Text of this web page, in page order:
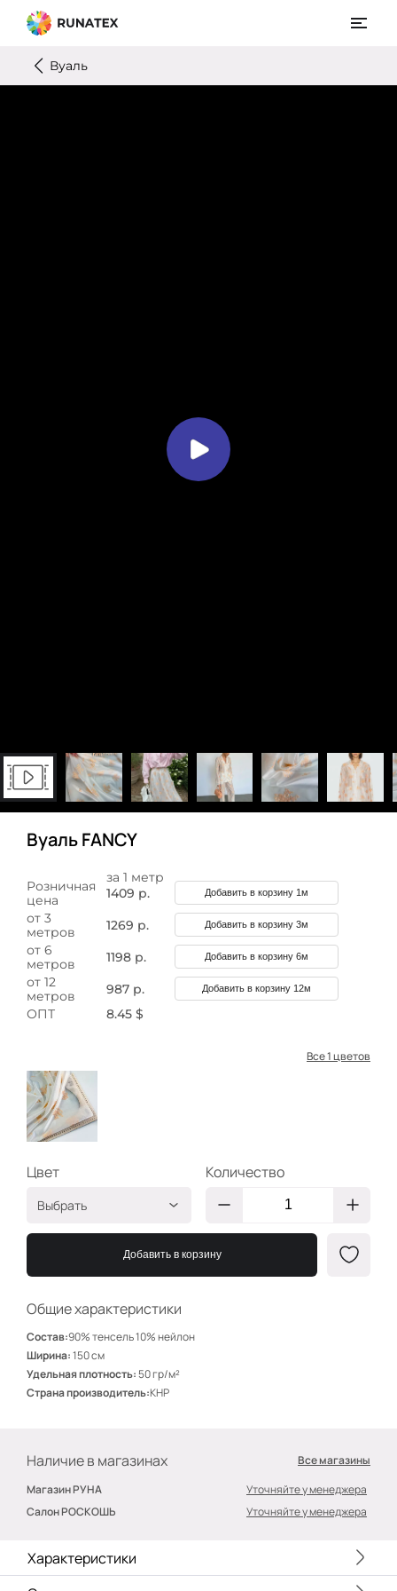
Вуаль
Вуаль FANCY
Общие характеристики
Состав:90% тенсель 10% нейлон
Ширина:150 см
Удельная плотность:50 гр/м²
Страна производитель:КНР
за 1 метр
Розничная
цена
1409 р. Добавить в корзину 1м
от 3
метров
1269 р. Добавить в корзину 3м
от 6
метров
1198 р. Добавить в корзину 6м
от 12
метров
987 р. Добавить в корзину 12м
ОПТ 8.45 $
Все 1 цветов
Наличие в магазинах
Все магазины
Магазин РУНА
Уточняйте у менеджера
Салон РОСКОШЬ
Уточняйте у менеджера
Цвет
Выбрать
персик/крем
ББ270
Количество
Добавить в корзину
Характеристики